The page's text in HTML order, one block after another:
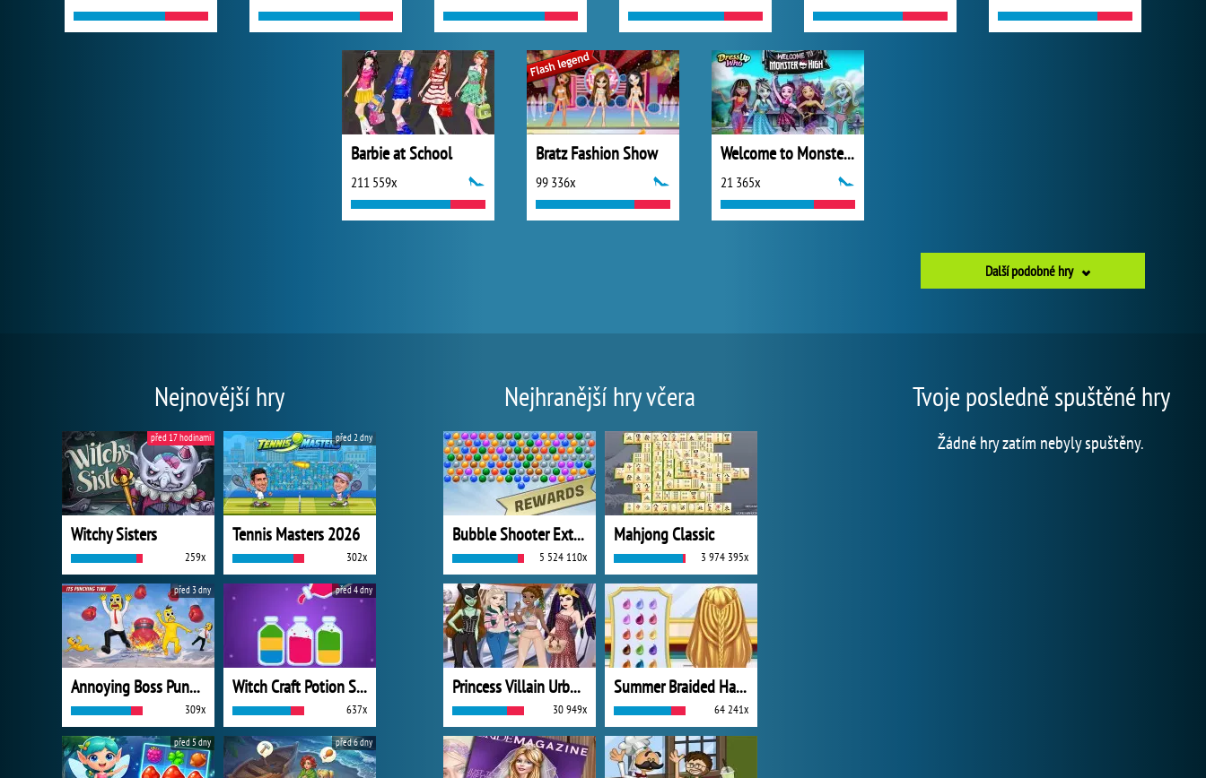
Barbie at School
211 559x
Bratz Fashion Show
99 336x
Welcome to Monster High
21 365x
Další podobné hry
Nejnovější hry
Witchy Sisters
259x
před 17 hodinami
Tennis Masters 2026
302x
před 2 dny
Annoying Boss Punch Game
309x
před 3 dny
Witch Craft Potion Sort
637x
před 4 dny
před 5 dny před 6 dny
Nejhranější hry včera
Bubble Shooter Extreme
5 524 110x
Mahjong Classic
3 974 395x
Princess Villain Urban Outfitters Summer
30 949x
Summer Braided Hairstyles
64 241x
Tvoje posledně spuštěné hry
Žádné hry zatím nebyly spuštěny.